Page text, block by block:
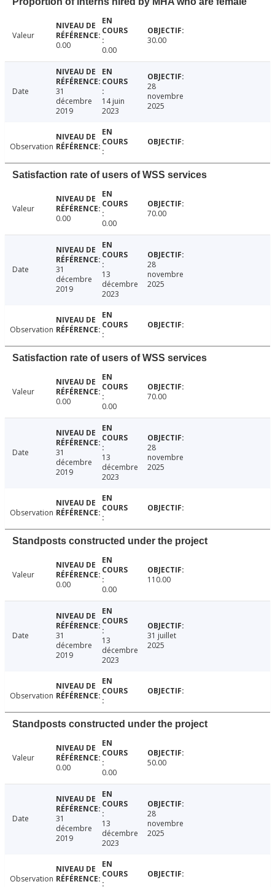
Valeur
0.00
0.00
30.00
Date
31
décembre
2019
14 juin
2023
28
novembre
2025
Observation
Satisfaction rate of users of WSS services
Valeur
0.00
0.00
70.00
Date
31
décembre
2019
13
décembre
2023
28
novembre
2025
Observation
Satisfaction rate of users of WSS services
Valeur
0.00
0.00
70.00
Date
31
décembre
2019
13
décembre
2023
28
novembre
2025
Observation
Standposts constructed under the project
Valeur
0.00
0.00
110.00
Date
31
décembre
2019
13
décembre
2023
31 juillet
2025
Observation
Standposts constructed under the project
Valeur
0.00
0.00
50.00
Date
31
décembre
2019
13
décembre
2023
28
novembre
2025
Observation